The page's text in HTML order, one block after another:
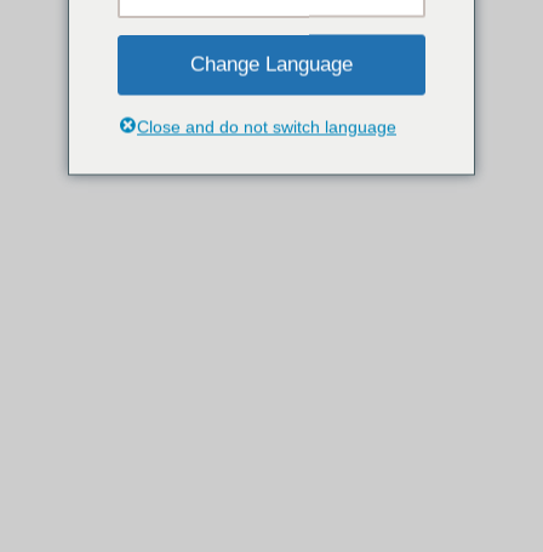
Change Language
Close and do not switch language